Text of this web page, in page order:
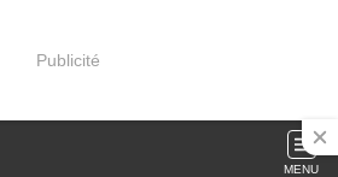
Publicité
MENU